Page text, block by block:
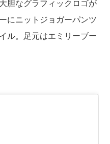
胆なグラフィックロゴが
にニットジョガーパンツ
ル。足元はエミリーブー